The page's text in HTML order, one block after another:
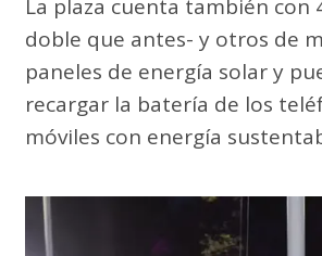
La plaza cuenta también con
doble que antes- y otros de
paneles de energía solar y
recargar la batería de los
móviles con energía